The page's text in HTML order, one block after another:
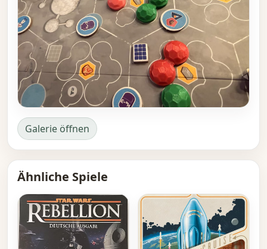
Galerie öffnen
Ähnliche Spiele